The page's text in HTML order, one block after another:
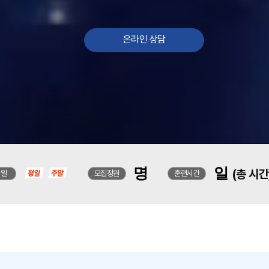
온라인 상담
모집정원 명 훈련시간 일 (총 시